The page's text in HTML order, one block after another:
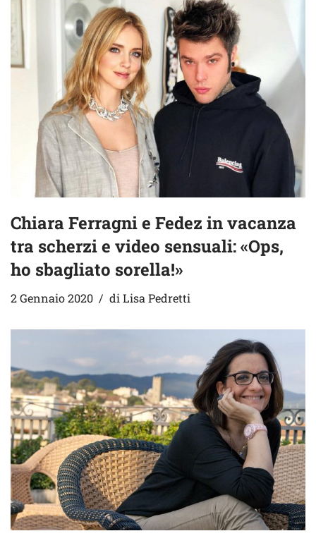
Chiara Ferragni e Fedez in vacanza
tra scherzi e video sensuali: «Ops,
ho sbagliato sorella!»
2 Gennaio 2020 di Lisa Pedretti